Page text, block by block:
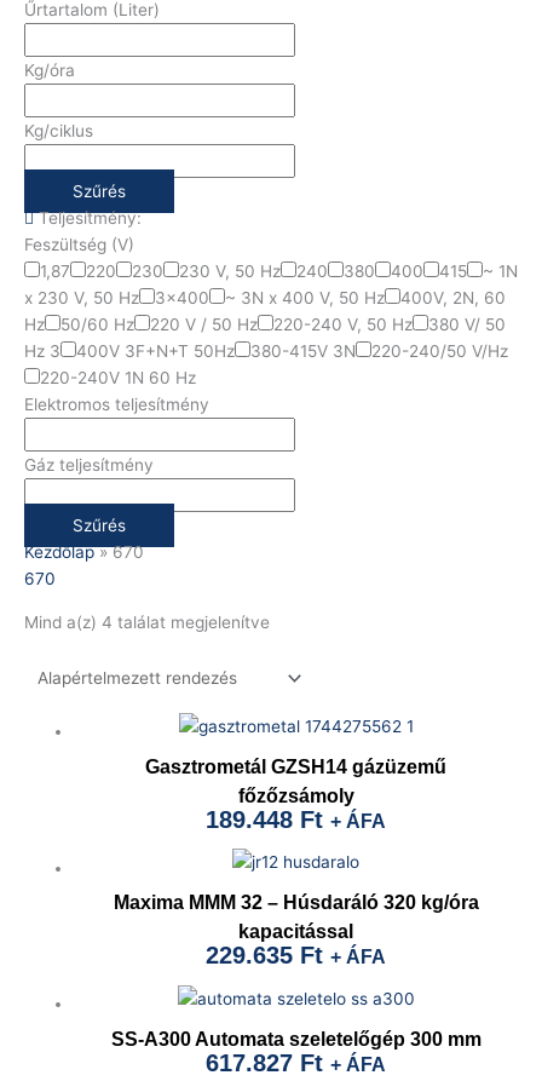
Űrtartalom (Liter)
Kg/óra
Kg/ciklus
Szűrés
Teljesítmény:
Feszültség (V)
1,87
220 230 230 V, 50 Hz 240 380 400 415
~ 1N
x 230 V, 50 Hz
3x400 ~ 3N x 400 V, 50 Hz
400V, 2N, 60
Hz
50/60 Hz 220 V / 50 Hz 220-240 V, 50 Hz
380 V/ 50
Hz 3
400V 3F+N+T 50Hz 380-415V 3N
220-240/50 V/Hz
220-240V 1N 60 Hz
Elektromos teljesítmény
Gáz teljesítmény
Szűrés
Kezdőlap»670
670
Mind a(z) 4 találat megjelenítve
Gasztrometál GZSH14 gázüzemű
főzőzsámoly
189.448 Ft + ÁFA
Maxima MMM 32 – Húsdaráló 320 kg/óra
kapacitással
229.635 Ft + ÁFA
SS-A300 Automata szeletelőgép 300 mm
617.827 Ft + ÁFA